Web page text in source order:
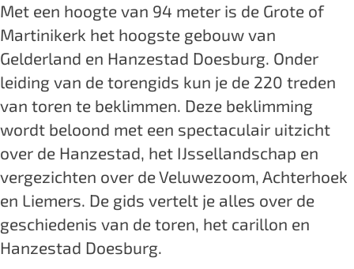
k
l
i
m
m
i
n
g
i
n
d
b
e
k
l
i
m
m
i
n
g
i
Met een hoogte van 94 meter is de Grote of
Martinikerk het hoogste gebouw van
Gelderland en Hanzestad Doesburg. Onder
leiding van de torengids kun je de 220 treden
van toren te beklimmen. Deze beklimming
wordt beloond met een spectaculair uitzicht
over de Hanzestad, het IJssellandschap en
vergezichten over de Veluwezoom, Achterhoek
en Liemers. De gids vertelt je alles over de
geschiedenis van de toren, het carillon en
Hanzestad Doesburg.